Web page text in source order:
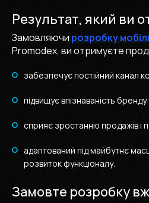
Результат, який ви
Замовляючи розробку
Promodex, ви отримуєте
забезпечує постійний канал
підвищує впізнаваність
сприяє зростанню продажів і
адаптований під майбутнє
розвиток функціоналу.
Замовте розробку